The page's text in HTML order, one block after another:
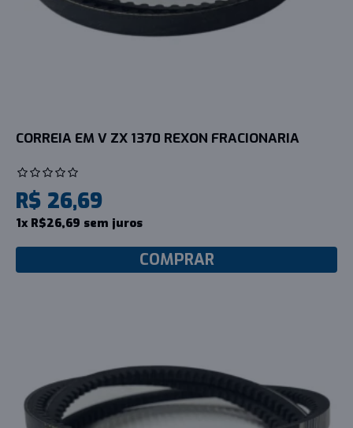
CORREIA EM V ZX 1370 REXON FRACIONARIA
R$ 26,69
1x R$26,69 sem juros
COMPRAR